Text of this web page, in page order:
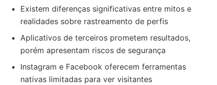
Existem diferenças significativas entre mitos e
realidades sobre rastreamento de perfis
Aplicativos de terceiros prometem resultados,
porém apresentam riscos de segurança
Instagram e Facebook oferecem ferramentas
nativas limitadas para ver visitantes